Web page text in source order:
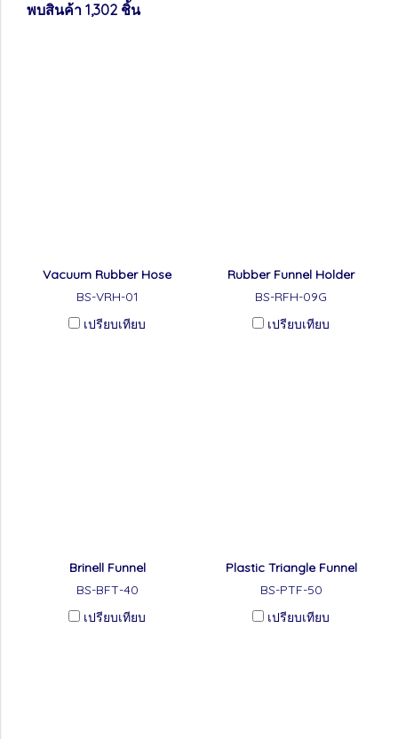
พบสินค้า 1,302 ชิ้น
Vacuum Rubber Hose
BS-VRH-01
เปรียบเทียบ
Rubber Funnel Holder
BS-RFH-09G
เปรียบเทียบ
Brinell Funnel
BS-BFT-40
เปรียบเทียบ
Plastic Triangle Funnel
BS-PTF-50
เปรียบเทียบ